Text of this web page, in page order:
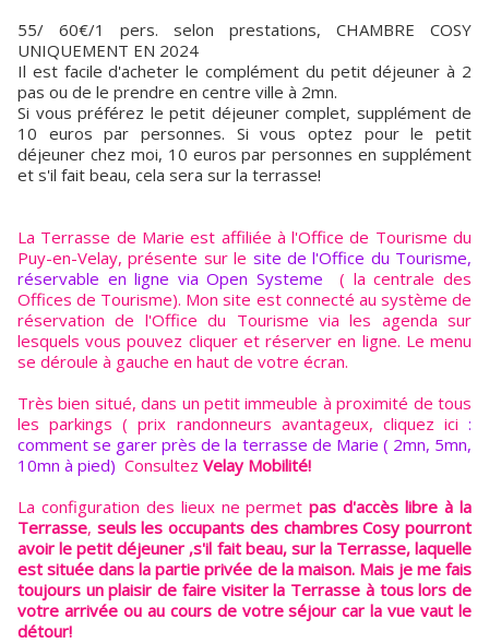
55/ 60€/1 pers. selon prestations, CHAMBRE COSY
UNIQUEMENT EN 2024
Il est facile d'acheter le complément du petit déjeuner à 2
pas ou de le prendre en centre ville à 2mn.
Si vous préférez le petit déjeuner complet, supplément de
10 euros par personnes. Si vous optez pour le petit
déjeuner chez moi, 10 euros par personnes en supplément
et s'il fait beau, cela sera sur la terrasse!
La Terrasse de Marie est affiliée à l'Office de Tourisme du
Puy-en-Velay, présente sur le site de l'Office du Tourisme,
réservable en ligne via Open Systeme
( la centrale des
Offices de Tourisme). Mon site est connecté au système de
réservation de l'Office du Tourisme via les agenda sur
lesquels vous pouvez cliquer et réserver en ligne. Le menu
se déroule à gauche en haut de votre écran.
Très bien situé, dans un petit immeuble à proximité de tous
les parkings ( prix randonneurs avantageux, cliquez ici :
comment se garer près de la terrasse de Marie ( 2mn, 5mn,
10mn à pied) Consultez Velay Mobilité!
La configuration des lieux ne permet pas d'accès libre à la
Terrasse, seuls les occupants des chambres Cosy pourront
avoir le petit déjeuner ,s'il fait beau, sur la Terrasse, laquelle
est située dans la partie privée de la maison. Mais je me fais
toujours un plaisir de faire visiter la Terrasse à tous lors de
votre arrivée ou au cours de votre séjour car la vue vaut le
détour!